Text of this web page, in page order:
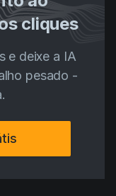
cliques
e deixe a IA
pesado -